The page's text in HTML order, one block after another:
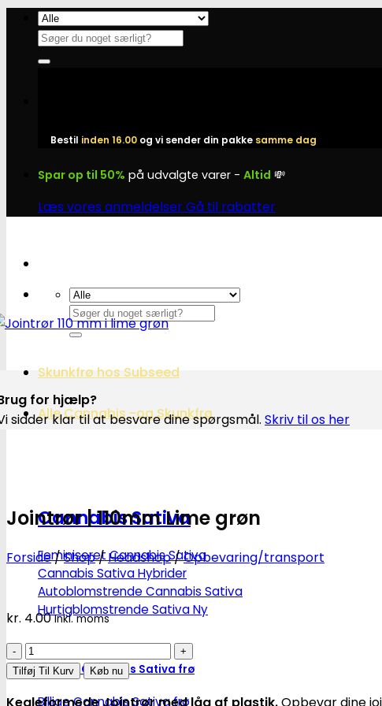
Fortsæt
indhold
Søg
efter:
Bestil inden 16.00 og vi sender din pakke samme dag
Spar op til 50% på udvalgte varer - Altid 💸
Læs vores anmeldelserGå til rabatter
Søg
efter:
Skunkfrø hos Subseed
Alle Cannabis -og Skunkfrø
Cannabis Sativa
Feminiseret Cannabis Sativa
Cannabis Sativa Hybrider
Autoblomstrende Cannabis Sativa
Hurtigblomstrende Sativa
Diverse Cannabis Sativa frø
Billige Cannabis Sativa frø
for hjælp?
sidder klar til at besvare dine spørgsmål. Skriv til os her
Jointrør | 110mm Lime grøn
Forside/Shop/Headshop/Opbevaring/transport
kr. 4.00 Inkl. moms
Jointrør
|
Tilføj Til Kurv Køb nu